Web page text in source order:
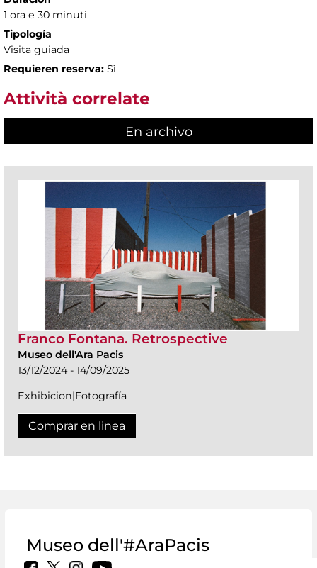
1 ora e 30 minuti
Tipología
Visita guiada
Requieren reserva: Sì
Attività correlate
En archivo
Franco Fontana. Retrospective
Museo dell'Ara Pacis
13/12/2024 - 14/09/2025
Exhibicion|Fotografía
Comprar en linea
Museo dell'#AraPacis